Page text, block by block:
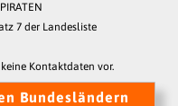
PIRATEN
7 der Landesliste
Kontaktdaten vor.
Bundesländern